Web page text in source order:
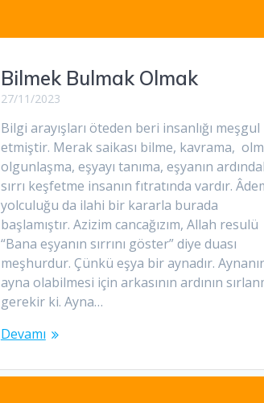
Bilmek Bulmak Olmak
27/11/2023
Bilgi arayışları öteden beri insanlığı meşgul
etmiştir. Merak saikası bilme, kavrama,
olgunlaşma, eşyayı tanıma, eşyanın
sırrı keşfetme insanın fıtratında vardır.
yolculuğu da ilahi bir kararla burada
başlamıştır. Azizim cancağızım, Allah resulü
“Bana eşyanın sırrını göster” diye duası
meşhurdur. Çünkü eşya bir aynadır.
ayna olabilmesi için arkasının ardının
gerekir ki. Ayna…
Devamı